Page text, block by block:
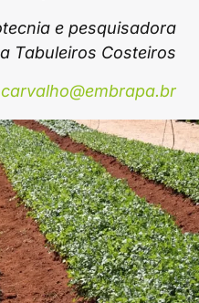
e pesquisadora
Tabuleiros Costeiros